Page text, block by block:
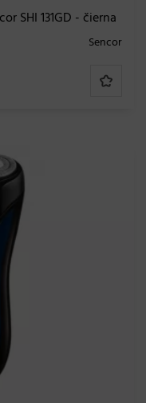
SHI 131GD - čierna
Sencor